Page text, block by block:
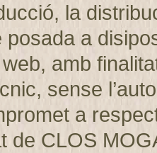
la
posada a
web, amb
sense
a
de CLOS